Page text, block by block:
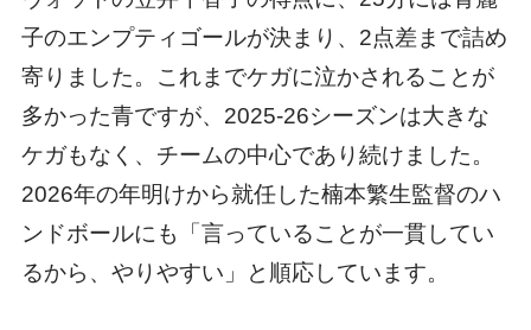
子のエンプティゴールが決まり、2点差まで詰め
寄りました。これまでケガに泣かされることが
多かった青ですが、2025-26シーズンは大きな
ケガもなく、チームの中心であり続けました。
2026年の年明けから就任した楠本繁生監督のハ
ンドボールにも「言っていることが一貫してい
るから、やりやすい」と順応しています。